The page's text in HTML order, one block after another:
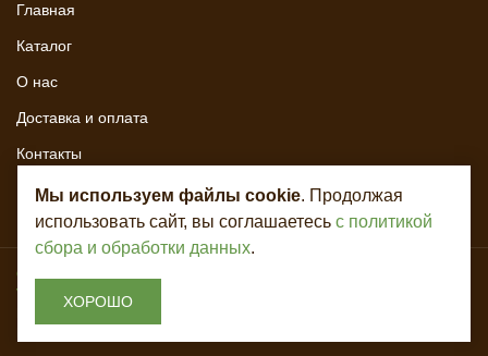
Главная
Каталог
О нас
Доставка и оплата
Контакты
Copyright © 2020 - 2026. Всё для лестниц. Разработка и продвижение -
Vegas Studio
Мы используем файлы cookie. Продолжая
использовать сайт, вы соглашаетесь с политикой
сбора и обработки данных.
ХОРОШО